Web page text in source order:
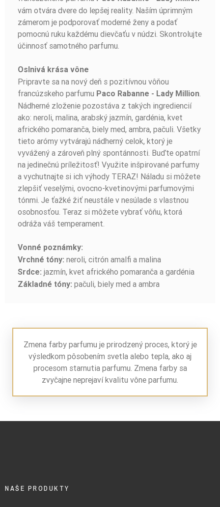
vám otvára dvere do lepšej reality. Naším úprimným
zámerom je podporovať moderné ženy a podať
pomocnú ruku každému dievčaťu v núdzi. Skontrolujte
účinnosť samotného parfumu.
Oslnivá krása vône
Pripravte sa na nový deň s pozitívnou vôňou
francúzskeho parfumu Paco Rabanne - Lady Million.
Nádherné zloženie pozostáva z takých ingrediencií
ako: neroli, malina, arabský jazmín, gardénia, kvet
afrického pomaranča, biely med, ambra, pačuli. Všetky
tieto arómy vytvárajú nádherný celok, ktorý je
vyvážený a zároveň plný spontánnosti. Buďte opatrní
na jedinečnú príležitosť! Využite inšpirované parfumy
a vychutnajte si ich výhody TERAZ! Náladu si môžete
zlepšiť veselými, ovocno-kvetinovými parfumovými
tónmi. Je ťažké žiť neustále v nesúlade s vlastnou
osobnosťou. Teraz si môžete vybrať vôňu, ktorá
odráža váš temperament.
Vonné poznámky:
Vrchné tóny: neroli, citrón amalfi a malina
Srdce: jazmín, kvet afrického pomaranča a gardénia
Základné tóny: pačuli, biely med a ambra
Zmena farby parfumu je prirodzený proces, ktorý je
výsledkom pôsobením svetla alebo tepla, ako aj
procesom starnutia parfumu. Zmena farby sa
zvyčajne neprejaví kvalitu vône parfumu.
NAŠE PRODUKTY